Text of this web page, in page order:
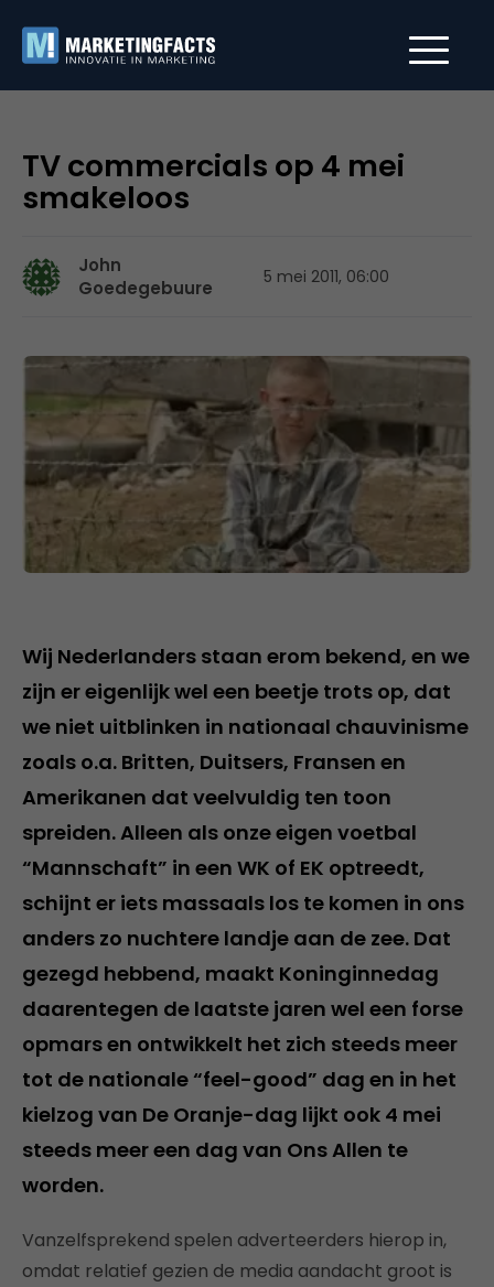
TV commercials op 4 mei
smakeloos
John
Goedegebuure
5 mei 2011, 06:00
Wij Nederlanders staan erom bekend, en we
zijn er eigenlijk wel een beetje trots op, dat
we niet uitblinken in nationaal chauvinisme
zoals o.a. Britten, Duitsers, Fransen en
Amerikanen dat veelvuldig ten toon
spreiden. Alleen als onze eigen voetbal
“Mannschaft” in een WK of EK optreedt,
schijnt er iets massaals los te komen in ons
anders zo nuchtere landje aan de zee. Dat
gezegd hebbend, maakt Koninginnedag
daarentegen de laatste jaren wel een forse
opmars en ontwikkelt het zich steeds meer
tot de nationale “feel-good” dag en in het
kielzog van De Oranje-dag lijkt ook 4 mei
steeds meer een dag van Ons Allen te
worden.
Vanzelfsprekend spelen adverteerders hierop in,
omdat relatief gezien de media aandacht groot is